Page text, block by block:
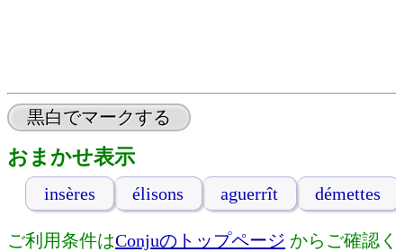
黒白でマークする
おまかせ表示
insères élisons aguerrît démettes
ご利用条件はConjuのトップページ からご確認